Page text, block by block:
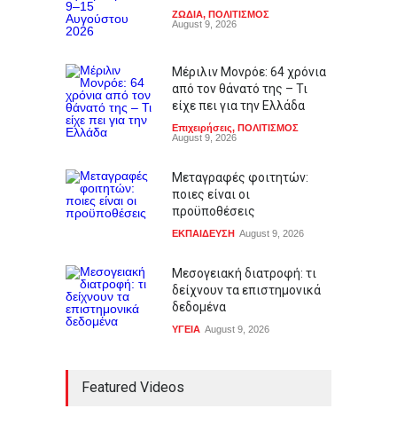
ΖΩΔΙΑ, ΠΟΛΙΤΙΣΜΟΣ
August 9, 2026
Μέριλιν Μονρόε: 64 χρόνια
από τον θάνατό της – Τι
είχε πει για την Ελλάδα
Επιχειρήσεις, ΠΟΛΙΤΙΣΜΟΣ
August 9, 2026
Μεταγραφές φοιτητών:
ποιες είναι οι
προϋποθέσεις
ΕΚΠΑΙΔΕΥΣΗ August 9, 2026
Μεσογειακή διατροφή: τι
δείχνουν τα επιστημονικά
δεδομένα
ΥΓΕΙΑ August 9, 2026
Featured Videos